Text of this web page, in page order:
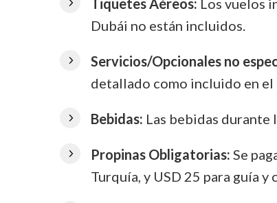
Dubái no están incluidos.
Servicios/Opcionales no
detallado como incluido en
Bebidas: Las bebidas durante
Propinas Obligatorias: Se
Turquía, y USD 25 para guía y